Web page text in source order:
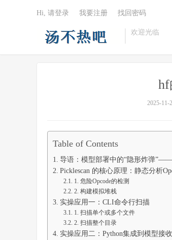
欢迎光临
Hi, 请登录 我要注册 找回密码
hf
2025-11-
Table of Contents
导语：模型部署中的“隐形炸弹
Picklescan 的核心原理：静态分析
1. 危险Opcode的检测
2. 构建模拟堆栈
实操应用一：CLI命令行扫描
1. 扫描单个或多个文件
2. 扫描整个目录
实操应用二：Python集成到模型接